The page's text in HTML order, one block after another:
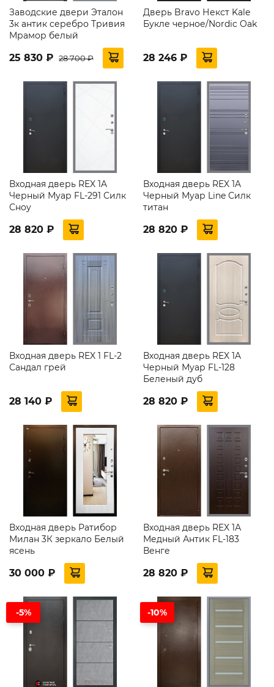
Заводские двери Эталон
3к антик серебро Тривия
Мрамор белый
25 830 ₽ 28 700 ₽
Дверь Bravo Некст Kale
Букле черное/Nordic Oak
28 246 ₽
Входная дверь REX 1A
Черный Муар FL-291 Силк
Сноу
28 820 ₽
Входная дверь REX 1A
Черный Муар Line Силк
титан
28 820 ₽
Входная дверь REX 1 FL-2
Сандал грей
28 140 ₽
Входная дверь REX 1A
Черный Муар FL-128
Беленый дуб
28 820 ₽
Входная дверь Ратибор
Милан 3К зеркало Белый
ясень
30 000 ₽
Входная дверь REX 1А
Медный Антик FL-183
Венге
28 820 ₽
-5% -10%